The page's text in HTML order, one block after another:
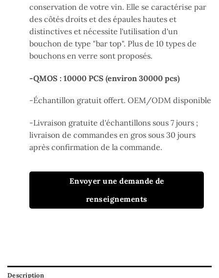
conservation de votre vin. Elle se caractérise par
des côtés droits et des épaules hautes et
distinctives et nécessite l'utilisation d'un
bouchon de type "bar top". Plus de 10 types de
bouchons en verre sont proposés.
-QMOS : 10000 PCS (environ 30000 pcs)
-Échantillon gratuit offert. OEM/ODM disponible
-Livraison gratuite d'échantillons sous 7 jours ;
livraison de commandes en gros sous 30 jours
après confirmation de la commande.
Envoyer une demande de
renseignements
Description